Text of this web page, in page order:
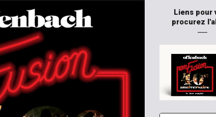
Liens pour
procurez
―